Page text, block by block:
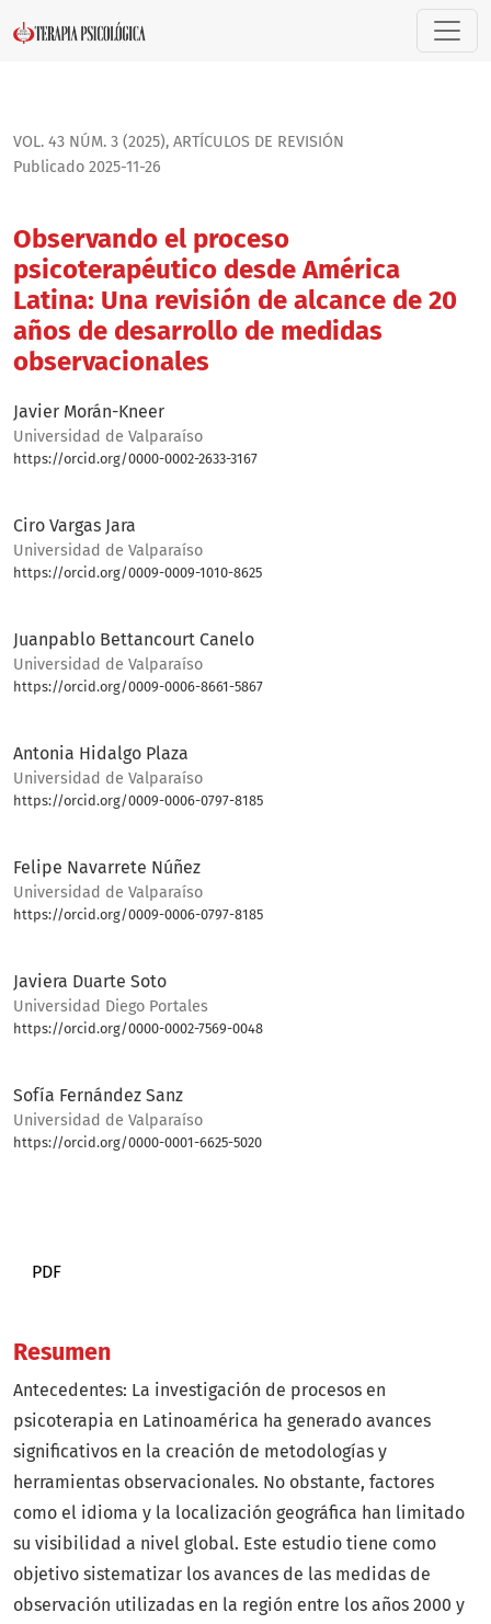
Observando el proceso psicoterapéutico desde América
VOL. 43 NÚM. 3 (2025), ARTÍCULOS DE REVISIÓN
Observando el proceso
psicoterapéutico desde América
Latina: Una revisión de alcance de 20
años de desarrollo de medidas
observacionales
Publicado 2025-11-26
Javier Morán-Kneer
Universidad de Valparaíso
https://orcid.org/0000-0002-2633-3167
Ciro Vargas Jara
Universidad de Valparaíso
https://orcid.org/0009-0009-1010-8625
Juanpablo Bettancourt Canelo
Universidad de Valparaíso
https://orcid.org/0009-0006-8661-5867
Antonia Hidalgo Plaza
Universidad de Valparaíso
https://orcid.org/0009-0006-0797-8185
Felipe Navarrete Núñez
Universidad de Valparaíso
https://orcid.org/0009-0006-0797-8185
Javiera Duarte Soto
Universidad Diego Portales
https://orcid.org/0000-0002-7569-0048
Sofía Fernández Sanz
Universidad de Valparaíso
https://orcid.org/0000-0001-6625-5020
PDF
Resumen
Antecedentes: La investigación de procesos en
psicoterapia en Latinoamérica ha generado avances
significativos en la creación de metodologías y
herramientas observacionales. No obstante, factores
como el idioma y la localización geográfica han limitado
su visibilidad a nivel global. Este estudio tiene como
objetivo sistematizar los avances de las medidas de
observación utilizadas en la región entre los años 2000 y